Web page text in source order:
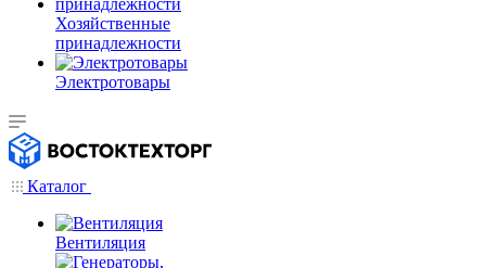
Хозяйственные
принадлежности
Электротовары
Каталог
Вентиляция